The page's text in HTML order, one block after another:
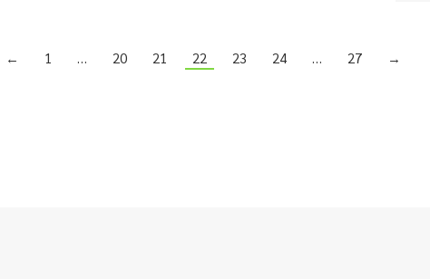
← 1 20 21 22 23 24 27 →